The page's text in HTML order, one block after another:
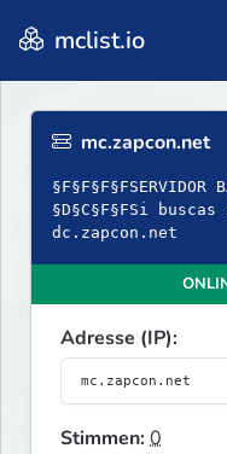
mclist.io
mc.zapcon.net
§F§F§F§FSERVIDOR
§D§C§F§FSi
dc.zapcon.net
Adresse (IP):
Stimmen:0